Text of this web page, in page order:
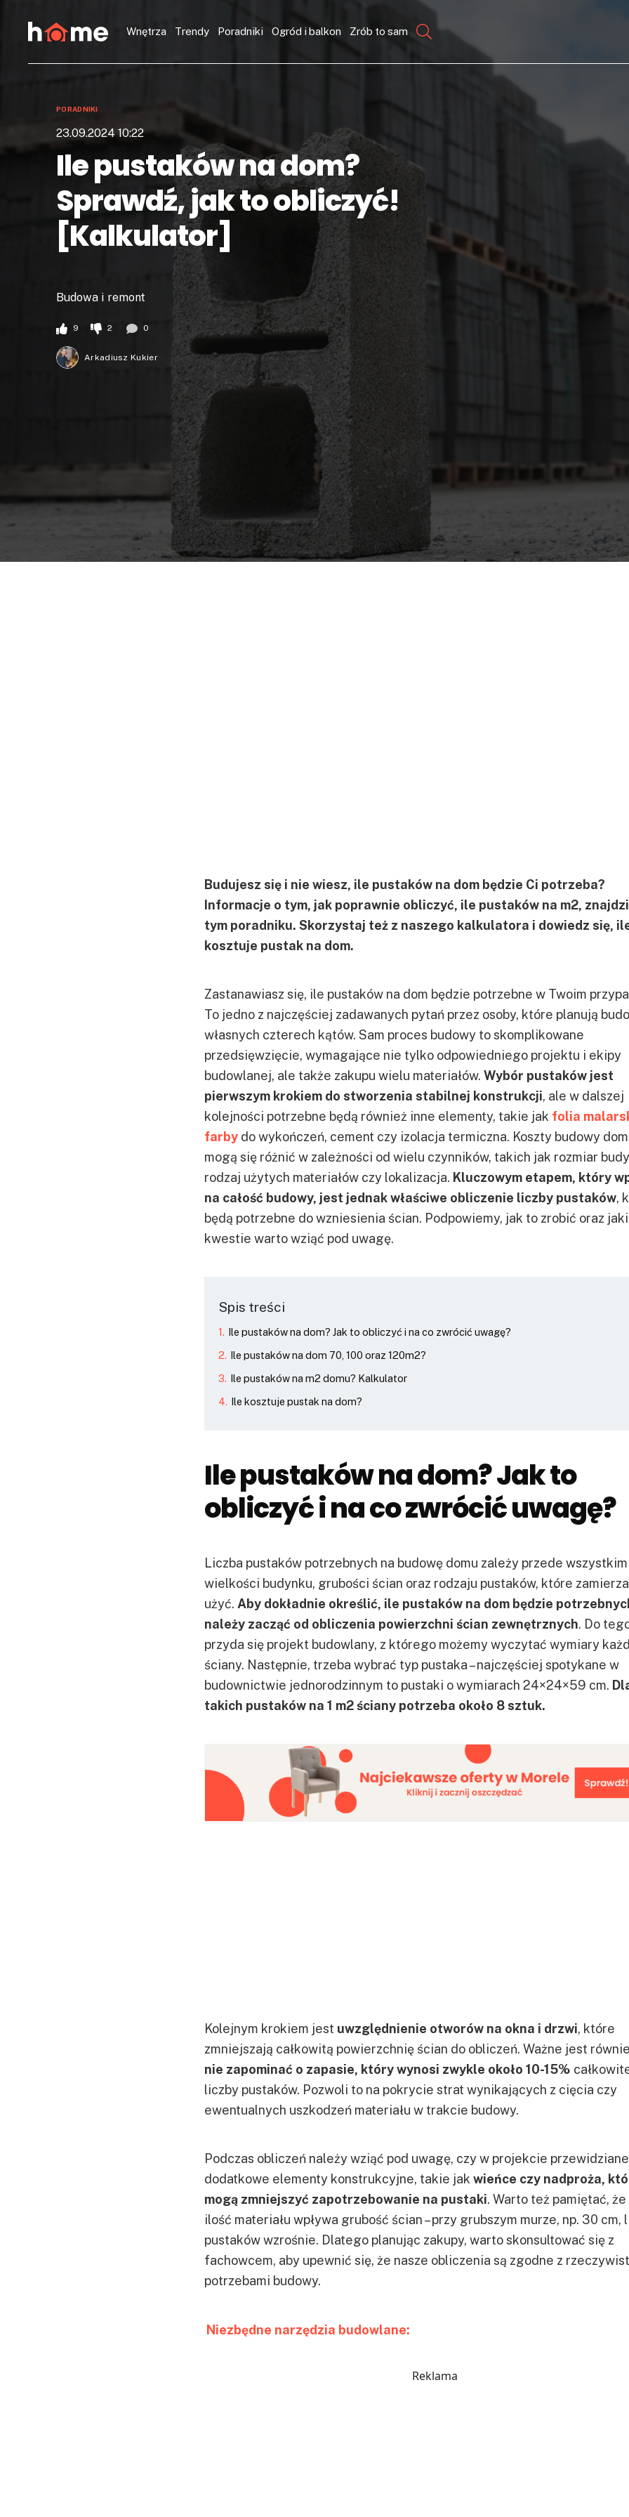
Wnętrza Trendy Poradniki Ogród i balkon Zrób to sam
PORADNIKI
23.09.2024 10:22
Ile pustaków na dom?
Sprawdź, jak to obliczyć!
[Kalkulator]
Budowa i remont
9 2 0
Arkadiusz Kukier
Budujesz się i nie wiesz, ile pustaków na dom będzie Ci potrzeba?
Informacje o tym, jak poprawnie obliczyć, ile pustaków na m2,
tym poradniku. Skorzystaj też z naszego kalkulatora i dowiedz się,
kosztuje pustak na dom.
Zastanawiasz się, ile pustaków na dom będzie potrzebne w Twoim
To jedno z najczęściej zadawanych pytań przez osoby, które planują
własnych czterech kątów. Sam proces budowy to skomplikowane
przedsięwzięcie, wymagające nie tylko odpowiedniego projektu i ekipy
budowlanej, ale także zakupu wielu materiałów. Wybór pustaków jest
pierwszym krokiem do stworzenia stabilnej konstrukcji, ale w dalszej
kolejności potrzebne będą również inne elementy, takie jak folia
farbydo wykończeń, cement czy izolacja termiczna. Koszty budowy
mogą się różnić w zależności od wielu czynników, takich jak rozmiar
rodzaj użytych materiałów czy lokalizacja. Kluczowym etapem, który
na całość budowy, jest jednak właściwe obliczenie liczby pustaków,
będą potrzebne do wzniesienia ścian. Podpowiemy, jak to zrobić oraz
kwestie warto wziąć pod uwagę.
Spis treści
Ile pustaków na dom? Jak to obliczyć i na co zwrócić uwagę?
Ile pustaków na dom 70, 100 oraz 120m2?
Ile pustaków na m2 domu? Kalkulator
Ile kosztuje pustak na dom?
Ile pustaków na dom? Jak to
obliczyć i na co zwrócić uwagę?
Liczba pustaków potrzebnych na budowę domu zależy przede
wielkości budynku, grubości ścian oraz rodzaju pustaków, które
użyć. Aby dokładnie określić, ile pustaków na dom będzie
należy zacząć od obliczenia powierzchni ścian zewnętrznych. Do
przyda się projekt budowlany, z którego możemy wyczytać wymiary
ściany. Następnie, trzeba wybrać typ pustaka – najczęściej spotykane w
budownictwie jednorodzinnym to pustaki o wymiarach 24×24×59 cm.
takich pustaków na 1 m2 ściany potrzeba około 8 sztuk.
Kolejnym krokiem jest uwzględnienie otworów na okna i drzwi, które
zmniejszają całkowitą powierzchnię ścian do obliczeń. Ważne jest
nie zapominać o zapasie, który wynosi zwykle około 10-15%
liczby pustaków. Pozwoli to na pokrycie strat wynikających z cięcia czy
ewentualnych uszkodzeń materiału w trakcie budowy.
Podczas obliczeń należy wziąć pod uwagę, czy w projekcie
dodatkowe elementy konstrukcyjne, takie jak wieńce czy nadproża,
mogą zmniejszyć zapotrzebowanie na pustaki. Warto też pamiętać, że
ilość materiału wpływa grubość ścian – przy grubszym murze, np. 30 cm,
pustaków wzrośnie. Dlatego planując zakupy, warto skonsultować się z
fachowcem, aby upewnić się, że nasze obliczenia są zgodne z
potrzebami budowy.
Niezbędne narzędzia budowlane:
Reklama